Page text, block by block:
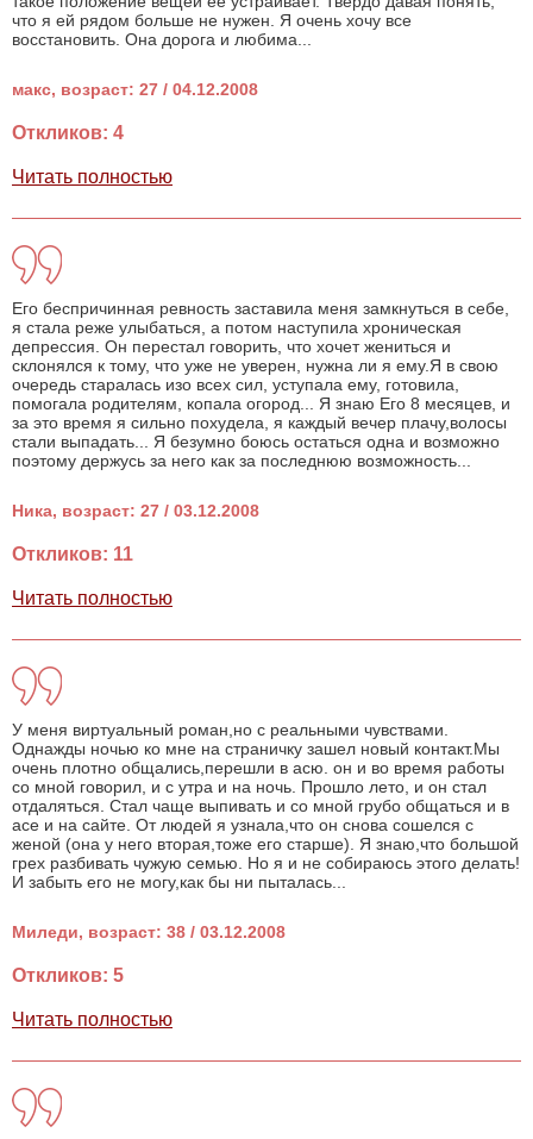
что я ей рядом больше не нужен. Я очень хочу все
восстановить. Она дорога и любима...
макс, возраст: 27 / 04.12.2008
Откликов: 4
Читать полностью
Его беспричинная ревность заставила меня замкнуться в себе,
я стала реже улыбаться, а потом наступила хроническая
депрессия. Он перестал говорить, что хочет жениться и
склонялся к тому, что уже не уверен, нужна ли я ему.Я в свою
очередь старалась изо всех сил, уступала ему, готовила,
помогала родителям, копала огород... Я знаю Его 8 месяцев, и
за это время я сильно похудела, я каждый вечер плачу,волосы
стали выпадать... Я безумно боюсь остаться одна и возможно
поэтому держусь за него как за последнюю возможность...
Ника, возраст: 27 / 03.12.2008
Откликов: 11
Читать полностью
У меня виртуальный роман,но с реальными чувствами.
Однажды ночью ко мне на страничку зашел новый контакт.Мы
очень плотно общались,перешли в асю. он и во время работы
со мной говорил, и с утра и на ночь. Прошло лето, и он стал
отдаляться. Стал чаще выпивать и со мной грубо общаться и в
асе и на сайте. От людей я узнала,что он снова сошелся с
женой (она у него вторая,тоже его старше). Я знаю,что большой
грех разбивать чужую семью. Но я и не собираюсь этого делать!
И забыть его не могу,как бы ни пыталась...
Миледи, возраст: 38 / 03.12.2008
Откликов: 5
Читать полностью